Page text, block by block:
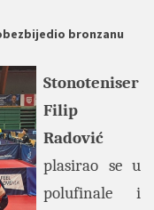
bronzanu
Stonoteniser
Filip
Radović
plasirao se u
polufinale i